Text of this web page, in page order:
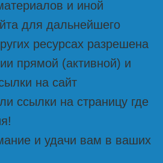
и иной
для дальнейшего
ресурсах разрешена
прямой (активной) и
на сайт
ссылки на страницу где
и удачи вам в ваших